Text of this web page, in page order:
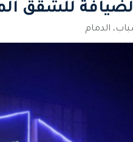
للشقق
الدمام